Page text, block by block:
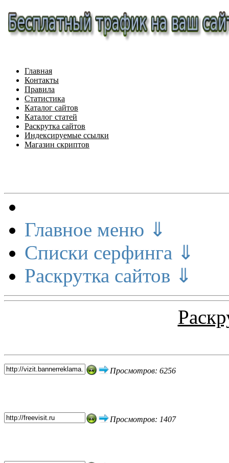
Главная
Контакты
Правила
Статистика
Каталог сайтов
Каталог статей
Раскрутка сайтов
Индексируемые ссылки
Магазин скриптов
Главное меню ⇓
Списки серфинга ⇓
Раскрутка сайтов ⇓
Просмотров: 6256
Просмотров: 1407